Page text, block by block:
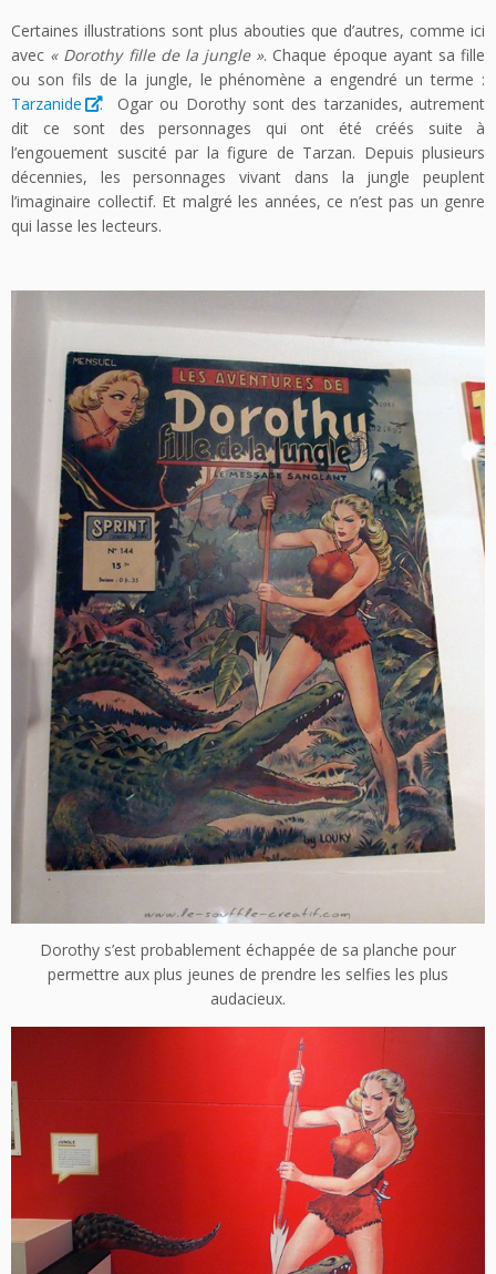
Certaines illustrations sont plus abouties que d’autres, comme ici
avec « Dorothy fille de la jungle ». Chaque époque ayant sa fille
ou son fils de la jungle, le phénomène a engendré un terme :
Tarzanide
. Ogar ou Dorothy sont des tarzanides, autrement
dit ce sont des personnages qui ont été créés suite à
l’engouement suscité par la figure de Tarzan. Depuis plusieurs
décennies, les personnages vivant dans la jungle peuplent
l’imaginaire collectif. Et malgré les années, ce n’est pas un genre
qui lasse les lecteurs.
Dorothy s’est probablement échappée de sa planche pour
permettre aux plus jeunes de prendre les selfies les plus
audacieux.